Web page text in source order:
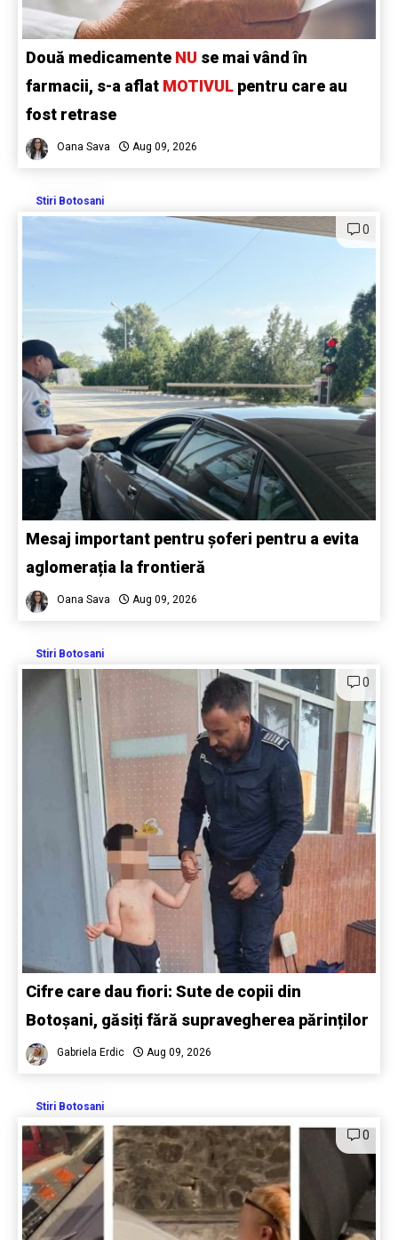
Două medicamente NU se mai vând în
farmacii, s-a aflat MOTIVUL pentru care au
fost retrase
Oana Sava Aug 09, 2026
Stiri Botosani
0
Mesaj important pentru șoferi pentru a evita
aglomerația la frontieră
Oana Sava Aug 09, 2026
Stiri Botosani
0
Cifre care dau fiori: Sute de copii din
Botoșani, găsiți fără supravegherea părinților
Gabriela Erdic Aug 09, 2026
Stiri Botosani
0